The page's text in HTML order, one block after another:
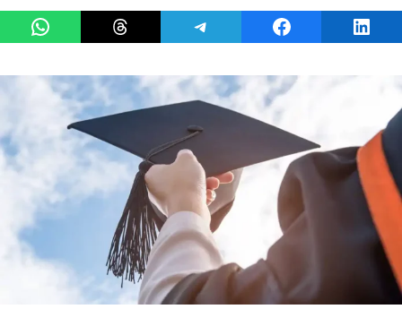
Share on WhatsAppShare on ThreadsShare on TelegramShare on Facebook